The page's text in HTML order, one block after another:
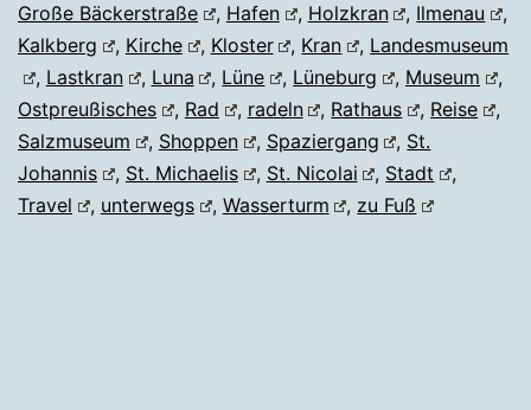
Große Bäckerstraße
, Hafen , Holzkran , Ilmenau
,
Kalkberg
, Kirche , Kloster , Kran , Landesmuseum
, Lastkran , Luna , Lüne , Lüneburg , Museum
,
Ostpreußisches
, Rad , radeln , Rathaus , Reise
,
Salzmuseum
, Shoppen , Spaziergang , St.
Johannis
, St. Michaelis , St. Nicolai , Stadt
,
Travel
, unterwegs , Wasserturm , zu Fuß